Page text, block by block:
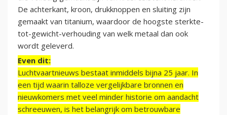
De achterkant, kroon, drukknoppen en sluiting zijn
gemaakt van titanium, waardoor de hoogste sterkte-
tot-gewicht-verhouding van welk metaal dan ook
wordt geleverd.
Even dit:
Luchtvaartnieuws bestaat inmiddels bijna 25 jaar. In
een tijd waarin talloze vergelijkbare bronnen en
nieuwkomers met veel minder historie om aandacht
schreeuwen, is het belangrijk om betrouwbare